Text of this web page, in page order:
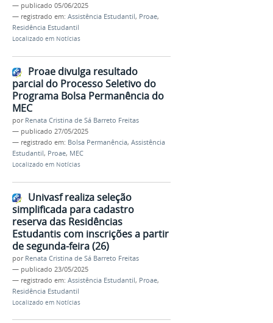
— publicado 05/06/2025
— registrado em: Assistência Estudantil, Proae,
Residência Estudantil
Localizado em Notícias
Proae divulga resultado
parcial do Processo Seletivo do
Programa Bolsa Permanência do
MEC
por Renata Cristina de Sá Barreto Freitas
— publicado 27/05/2025
— registrado em: Bolsa Permanência, Assistência
Estudantil, Proae, MEC
Localizado em Notícias
Univasf realiza seleção
simplificada para cadastro
reserva das Residências
Estudantis com inscrições a partir
de segunda-feira (26)
por Renata Cristina de Sá Barreto Freitas
— publicado 23/05/2025
— registrado em: Assistência Estudantil, Proae,
Residência Estudantil
Localizado em Notícias